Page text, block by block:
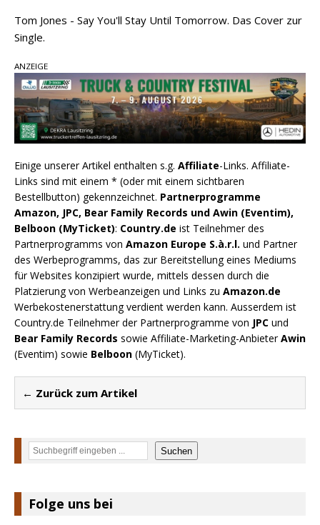
Tom Jones - Say You'll Stay Until Tomorrow. Das Cover zur
Single.
ANZEIGE
Einige unserer Artikel enthalten s.g. Affiliate-Links. Affiliate-
Links sind mit einem * (oder mit einem sichtbaren
Bestellbutton) gekennzeichnet. Partnerprogramme
Amazon, JPC, Bear Family Records und Awin (Eventim),
Belboon (MyTicket): Country.de ist Teilnehmer des
Partnerprogramms von Amazon Europe S.à.r.l. und Partner
des Werbeprogramms, das zur Bereitstellung eines Mediums
für Websites konzipiert wurde, mittels dessen durch die
Platzierung von Werbeanzeigen und Links zu Amazon.de
Werbekostenerstattung verdient werden kann. Ausserdem ist
Country.de Teilnehmer der Partnerprogramme von JPC und
Bear Family Records sowie Affiliate-Marketing-AnbieterAwin
(Eventim) sowie Belboon (MyTicket).
← Zurück zum Artikel
Suchen Suchen
Folge uns bei